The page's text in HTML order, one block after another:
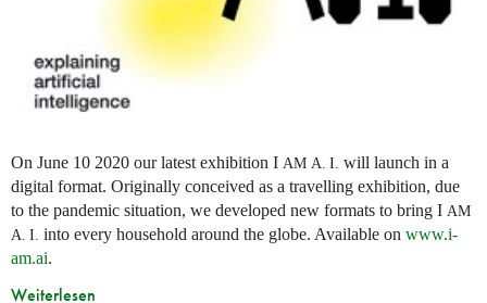
On June 10 2020 our latest exhibition I AM A. I. will launch in a
digital format. Originally conceived as a travelling exhibition, due
to the pandemic situation, we developed new formats to bring I AM
A. I. into every household around the globe. Available on www.i-
am.ai.
Weiterlesen